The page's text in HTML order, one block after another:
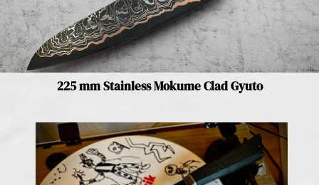
225 mm Stainless Mokume Clad Gyuto